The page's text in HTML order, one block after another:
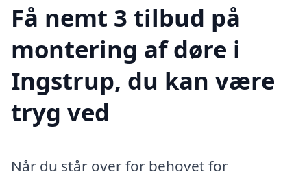
Få nemt 3 tilbud på
montering af døre i
Ingstrup, du kan være
tryg ved
Når du står over for behovet for